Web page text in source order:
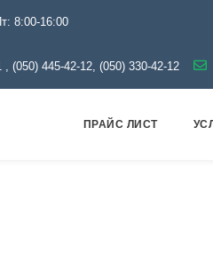
8:00-16:00
, (050) 445-42-12, (050) 330-42-12
ПРАЙС ЛИСТ